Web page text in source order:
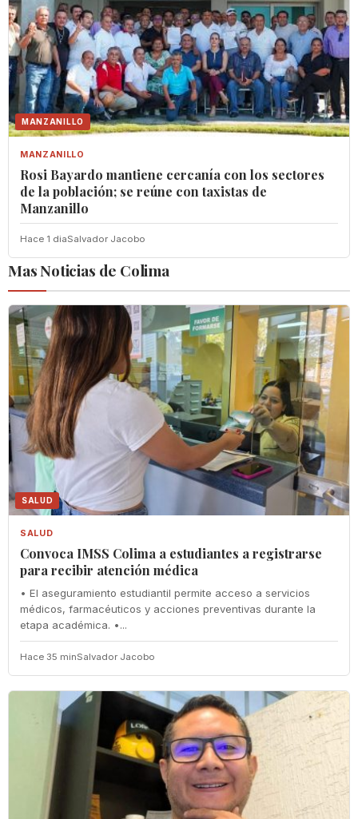
MANZANILLO
MANZANILLO
Rosi Bayardo mantiene cercanía con los sectores
de la población; se reúne con taxistas de
Manzanillo
Hace 1 diaSalvador Jacobo
Mas Noticias de Colima
SALUD
SALUD
Convoca IMSS Colima a estudiantes a registrarse
para recibir atención médica
• El aseguramiento estudiantil permite acceso a servicios
médicos, farmacéuticos y acciones preventivas durante la
etapa académica. •...
Hace 35 minSalvador Jacobo